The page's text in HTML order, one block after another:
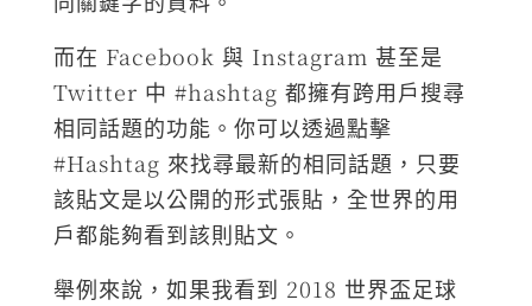
而在 Facebook 與 Instagram 甚至是
Twitter 中 #hashtag 都擁有跨用戶搜尋
相同話題的功能。你可以透過點擊
#Hashtag 來找尋最新的相同話題，只要
該貼文是以公開的形式張貼，全世界的用
戶都能夠看到該則貼文。
舉例來說，如果我看到 2018 世界盃足球